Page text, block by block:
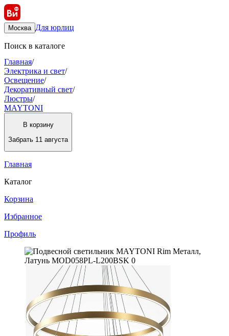
Москва Для юрлиц
Поиск в каталоге
Главная/
Электрика и свет/
Освещение/
Декоративный свет/
Люстры/
MAYTONI
В корзину
Забрать 11 августа
Главная
Каталог
Корзина
Избранное
Профиль